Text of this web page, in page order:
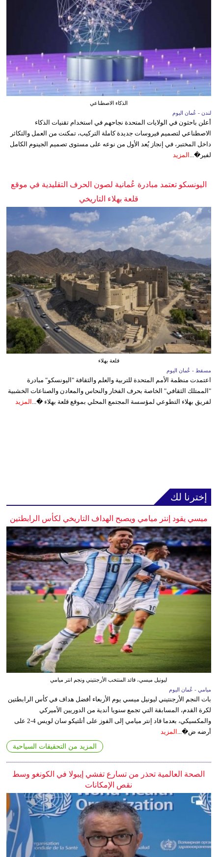
الذكاء الاصطناعي
لندن - عُمان اليوم
أعلن باحثون في الولايات المتحدة نجاحهم في استخدام تقنيات الذكاء
الاصطناعي لتصميم فيروسات جديدة كاملة التركيب، تمكنت من العمل والتكاثر
داخل المختبر، في إنجاز يُعد الأول من نوعه على مستوى تصميم الجينوم الكامل
لفير�...
المزيد
اليونسكو تعتمد مبادرة عُمانية لصون الحرف التقليدية في موقع
قلعة بهلاء التاريخي
قلعة بهلاء
مسقط - عُمان اليوم
اعتمدت منظمة الأمم المتحدة للتربية والعلم والثقافة "اليونسكو" مبادرة
"الممتلك الثقافي" الخاصة بحرف الفخار والنحاس والمعادن والصناعات الخشبية
لفريق بهلاء التطوعي لمؤسسة المجتمع المحلي بموقع قلعة بهلاء �... المزيد
إخترنا لك
ميسي يقود إنتر ميامي ويصبح الهداف التاريخي لكأس الرابطتين
ليونيل ميسي، قائد المنتخب الأرجنتيني ونجم انتر ميامي
ميامي - عُمان اليوم
بات النجم الأرجنتيني ليونيل ميسي يوم الأربعاء أفضل هداف في كأس الرابطتين
لكرة القدم، المسابقة التي تجمع سنويا أندية من الدوريين الأميركي
والمكسيكي، بعدما قاد إنتر ميامي إلى الفوز على أتلتيكو سان لويس 4-2 على
أرضه ض�... المزيد
المزيد من التحقيقات السياحية
الصحة العالمية تحذر من تسارع تفشي إيبولا في الكونغو وسط
نقص الإمكانات